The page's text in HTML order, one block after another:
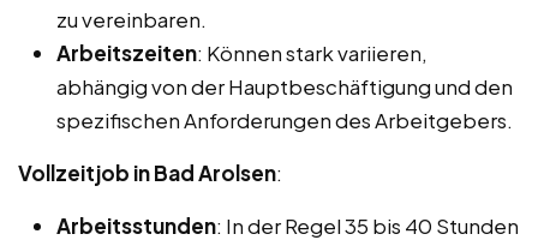
zu vereinbaren.
Arbeitszeiten: Können stark variieren,
abhängig von der Hauptbeschäftigung und den
spezifischen Anforderungen des Arbeitgebers.
Vollzeitjob in Bad Arolsen:
Arbeitsstunden: In der Regel 35 bis 40 Stunden